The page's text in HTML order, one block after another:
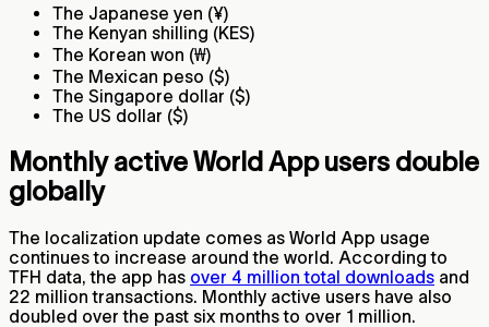
The Japanese yen (¥)
The Kenyan shilling (KES)
The Korean won (₩)
The Mexican peso ($)
The Singapore dollar ($)
The US dollar ($)
Monthly active World App users double
globally
The localization update comes as World App usage
continues to increase around the world. According to
TFH data, the app has over 4 million total downloads and
22 million transactions. Monthly active users have also
doubled over the past six months to over 1 million.